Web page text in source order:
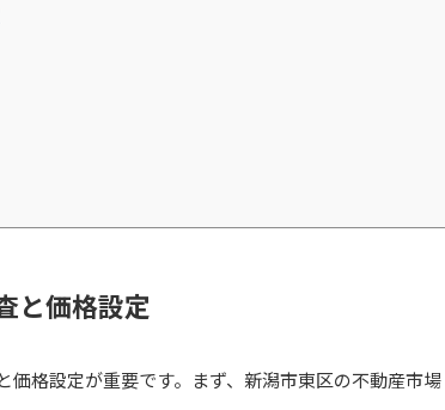
と価格設定
格設定が重要です。まず、新潟市東区の不動産市場